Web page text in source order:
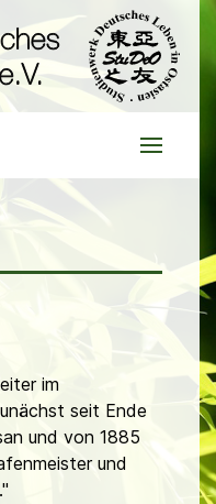
im
seit Ende
und von 1885
und